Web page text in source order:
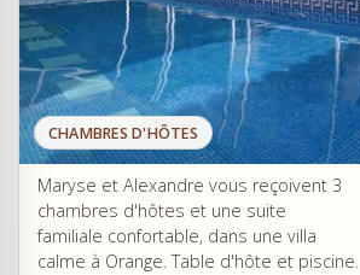
CHAMBRES D'HÔTES
Maryse et Alexandre vous reçoivent 3
chambres d'hôtes et une suite
familiale confortable, dans une villa
calme à Orange. Table d'hôte et piscine.